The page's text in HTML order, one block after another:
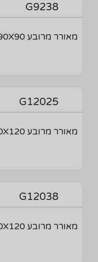
G9238
מאורר מרובע 90X90 עבה
G12025
מאורר מרובע 120X120 דק
G12038
מאורר מרובע 120X120 עבה חוטים